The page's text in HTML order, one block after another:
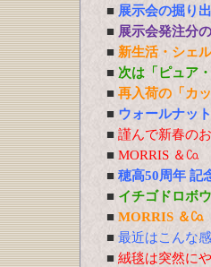
■ 展示会の掘り
■ 展示会発注分
■ 新生活・シェ
■ 次は「ピュア
■ 再入荷の「カ
■ ウォールナッ
■ 謹んで新春の
■ MORRIS ＆㏇
■ 穂高50周年 記
■ イチゴドロボ
■ MORRIS ＆
■ 最近はこんな
■ 絨毯は突然に